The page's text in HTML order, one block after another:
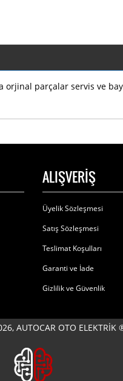
orjinal parçalar servis ve
ALIŞVERİŞ
Üyelik Sözleşmesi
Satış Sözleşmesi
Teslimat Koşulları
Garanti ve İade
Gizlilik ve Güvenlik
AUTOCAR OTO ELEKTRİK